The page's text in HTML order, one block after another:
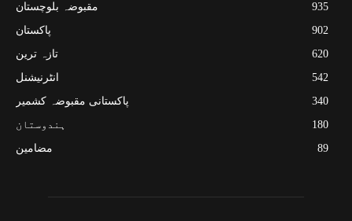
مقبوضہ بلوچستان
935
پاکستان
902
تازہ ترین
620
انٹرنیشنل
542
پاکستانی مقبوضہ کشمیر
340
ہندوستان
180
مضامین
89